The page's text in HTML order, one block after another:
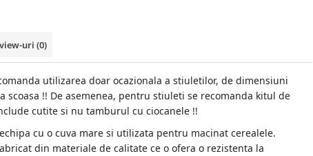
uri (0)
utilizarea doar ocazionala a stiuletilor, de dimensiuni
scoasa !! De asemenea, pentru stiuleti se recomanda kitul de
cutite si nu tamburul cu ciocanele !!
cu o cuva mare si utilizata pentru macinat cerealele.
din materiale de calitate ce o ofera o rezistenta la